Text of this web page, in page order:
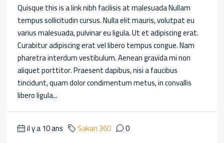
Quisque this is a link nibh facilisis at malesuada Nullam
tempus sollicitudin cursus. Nulla elit mauris, volutpat eu
varius malesuada, pulvinar eu ligula. Ut et adipiscing erat.
Curabitur adipiscing erat vel libero tempus congue. Nam
pharetra interdum vestibulum. Aenean gravida mi non
aliquet porttitor. Praesent dapibus, nisi a faucibus
tincidunt, quam dolor condimentum metus, in convallis
libero ligula...
il y a 10 ans Sakan 360 0